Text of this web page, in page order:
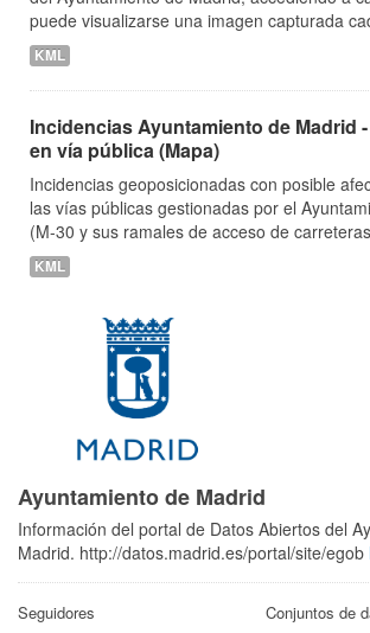
puede visualizarse una imagen capturada
KML
Incidencias Ayuntamiento de Madrid
en vía pública (Mapa)
Incidencias geoposicionadas con posible
las vías públicas gestionadas por el
(M-30 y sus ramales de acceso de
KML
Ayuntamiento de Madrid
Información del portal de Datos Abiertos del
Madrid. http://datos.madrid.es/portal/site/egob
Seguidores Conjuntos de